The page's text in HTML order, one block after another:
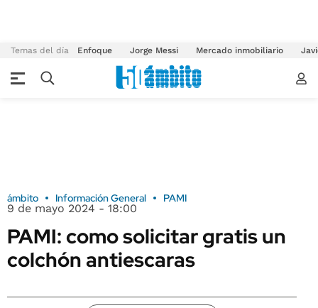
Temas del día Enfoque Jorge Messi Mercado inmobiliario
ámbito Información General PAMI
9 de mayo 2024 - 18:00
PAMI: como solicitar gratis un
colchón antiescaras